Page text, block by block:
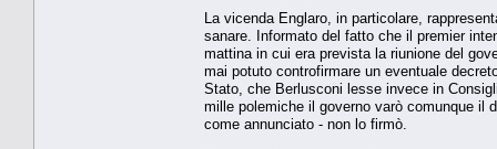
La vicenda Englaro, in particolare,
sanare. Informato del fatto che il premier
mattina in cui era prevista la riunione del
mai potuto controfirmare un eventuale
Stato, che Berlusconi lesse invece in
mille polemiche il governo varò comunque il
come annunciato - non lo firmò.